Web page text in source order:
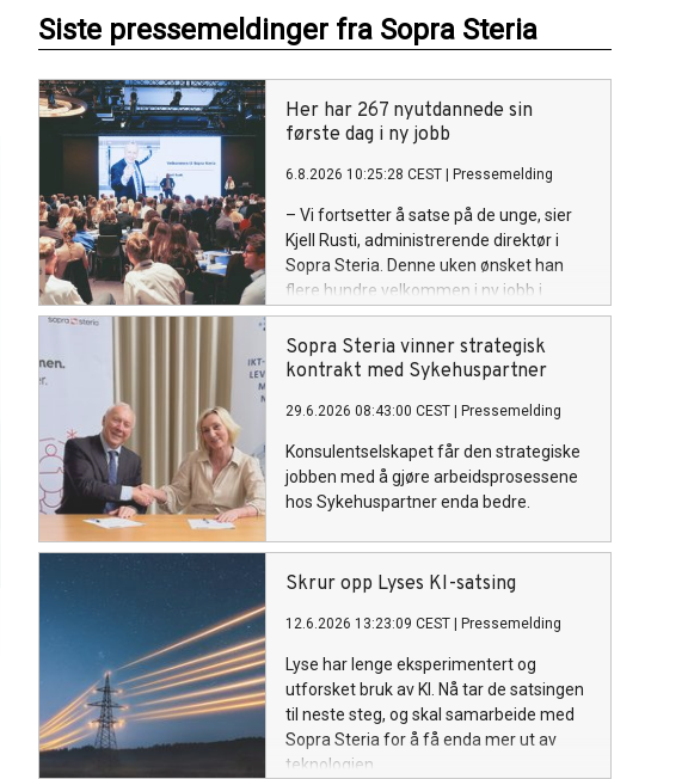
Siste pressemeldinger fra Sopra Steria
Her har 267 nyutdannede sin
første dag i ny jobb
6.8.2026 10:25:28 CEST Pressemelding
– Vi fortsetter å satse på de unge, sier
Kjell Rusti, administrerende direktør i
Sopra Steria. Denne uken ønsket han
flere hundre velkommen i ny jobb i
konsulentselskapet.
Sopra Steria vinner strategisk
kontrakt med Sykehuspartner
29.6.2026 08:43:00 CEST Pressemelding
Konsulentselskapet får den strategiske
jobben med å gjøre arbeidsprosessene
hos Sykehuspartner enda bedre.
Skrur opp Lyses KI-satsing
12.6.2026 13:23:09 CEST Pressemelding
Lyse har lenge eksperimentert og
utforsket bruk av KI. Nå tar de satsingen
til neste steg, og skal samarbeide med
Sopra Steria for å få enda mer ut av
teknologien.